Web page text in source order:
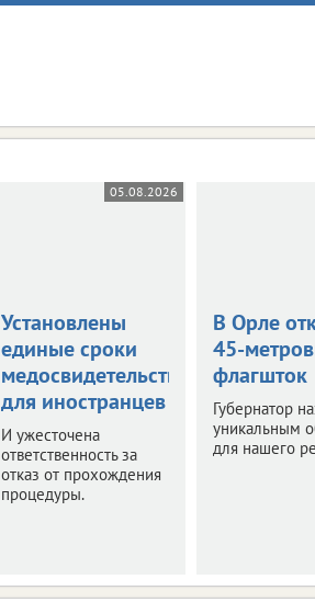
05.08.2026
Установлены
единые сроки
медосвидетельствования
для иностранцев
И ужесточена
ответственность за
отказ от прохождения
процедуры.
В Орле
45-
флагшток
Губернатор
уникальным
для нашего